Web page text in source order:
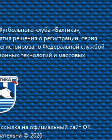
клуба «Балтика»,
решения о регистрации: серия
Федеральной службой
технологий и массовых
на официальный сайт ФК
© 2026